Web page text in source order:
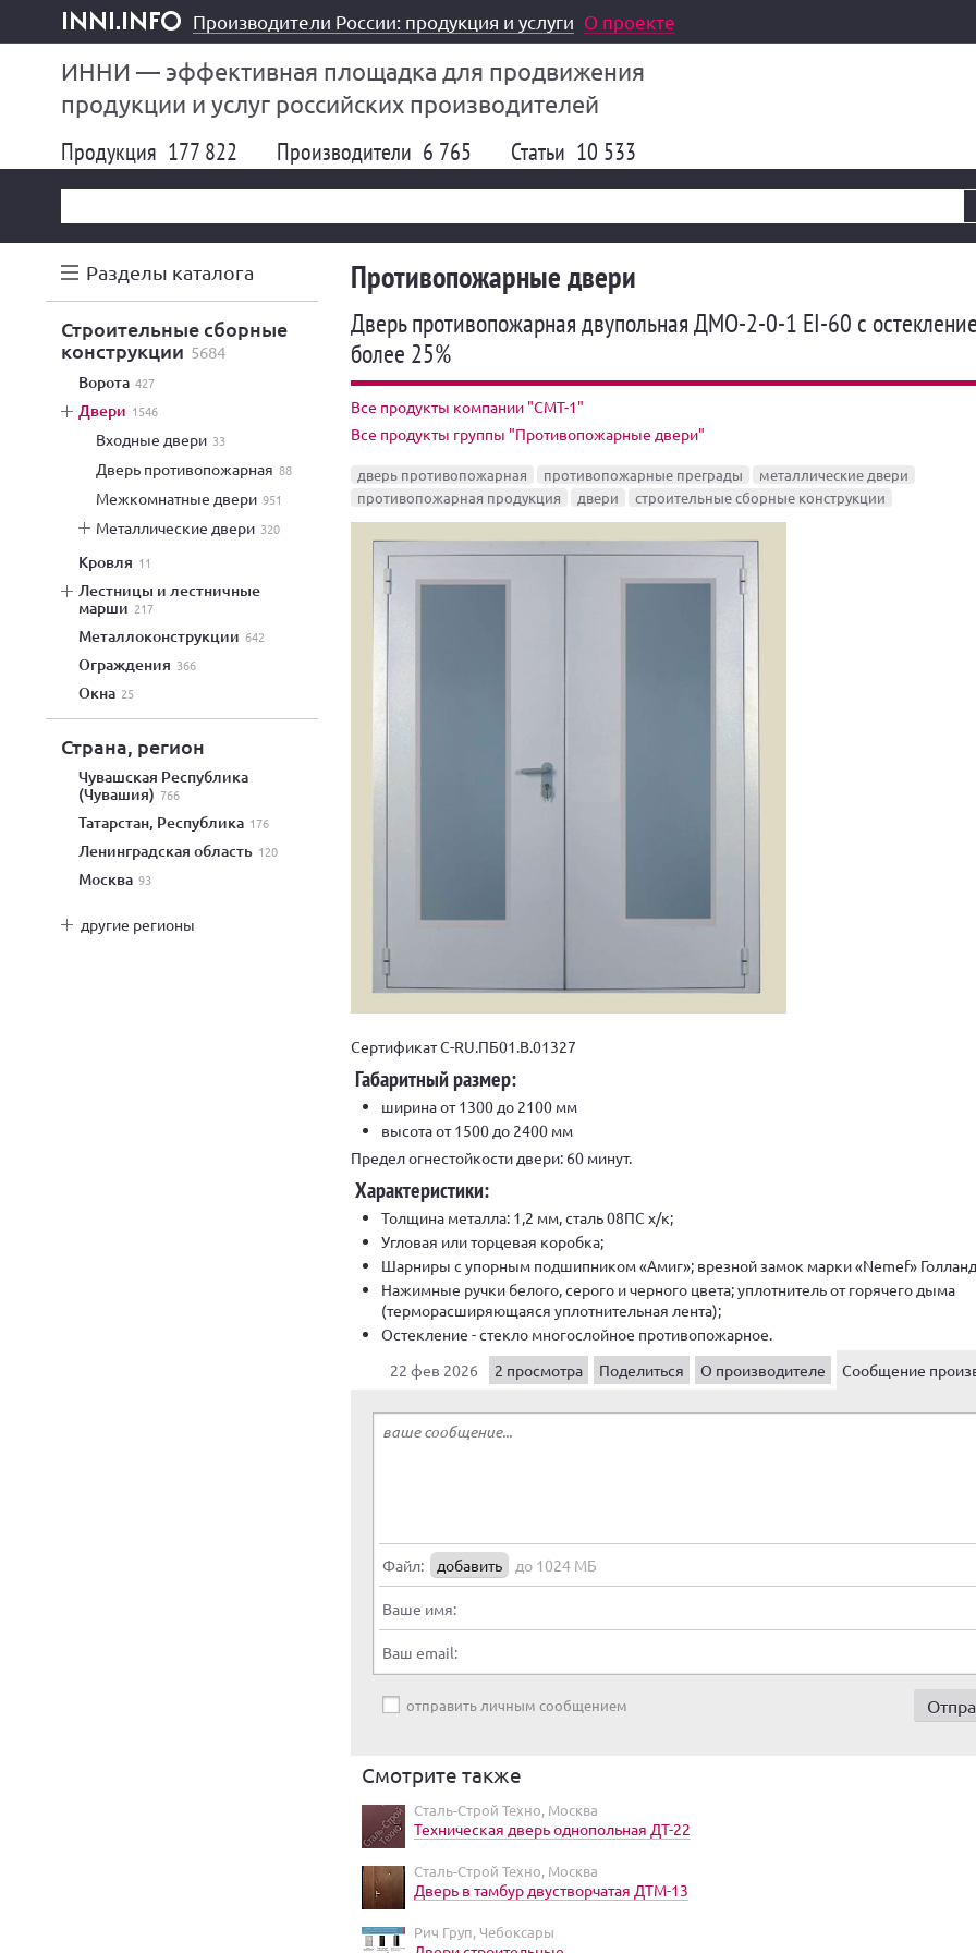
inni.info
Производители России: продукция и услуги О проекте
ИННИ — эффективная площадка для продвижения
продукции и услуг российских производителей
Продукция 177 822 Производители 6 765 Статьи 10 533
Разделы каталога
строительные сборные
конструкции 5684
ворота 427
двери 1546
входные двери 33
дверь противопожарная 88
межкомнатные двери 951
металлические двери 320
кровля 11
лестницы и лестничные
марши 217
металлоконструкции 642
ограждения 366
окна 25
Страна, регион
Чувашская Республика
(Чувашия) 766
Татарстан, Республика 176
Ленинградская область 120
Москва 93
другие регионы
Противопожарные двери
Дверь противопожарная двупольная ДМО-2-0-1 EI-60 с
более 25%
Все продукты компании "СМТ-1"
Все продукты группы "Противопожарные двери"
дверь противопожарная противопожарные преграды
металлические двери
противопожарная продукция
двери строительные сборные конструкции
Сертификат С-RU.ПБ01.В.01327
Габаритный размер:
ширина от 1300 до 2100 мм
высота от 1500 до 2400 мм
Предел огнестойкости двери: 60 минут.
Характеристики:
Толщина металла: 1,2 мм, сталь 08ПС х/к;
Угловая или торцевая коробка;
Шарниры с упорным подшипником «Амиг»; врезной замок марки «Nemef»
Нажимные ручки белого, серого и черного цвета; уплотнитель от горячего дыма
(терморасширяющаяся уплотнительная лента);
Остекление - стекло многослойное противопожарное.
22 фев 2026
2 просмотра Поделиться О производителе Сообщение
Файл: добавить до 1024 МБ
Ваше имя:
Ваш email:
отправить личным сообщением
Смотрите также
Сталь-Строй Техно, Москва
Техническая дверь однопольная ДТ-22
Сталь-Строй Техно, Москва
Дверь в тамбур двустворчатая ДТМ-13
Рич Груп, Чебоксары